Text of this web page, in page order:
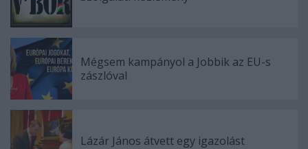
Mégsem kampányol a Jobbik az EU-s
zászlóval
Lázár János átvett egy igazolást